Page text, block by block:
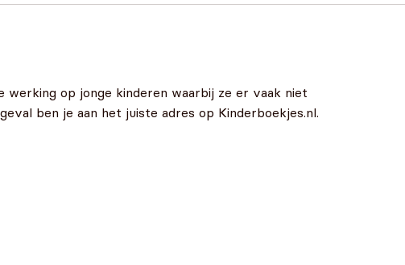
werking op jonge kinderen waarbij ze er vaak niet
ben je aan het juiste adres op Kinderboekjes.nl.